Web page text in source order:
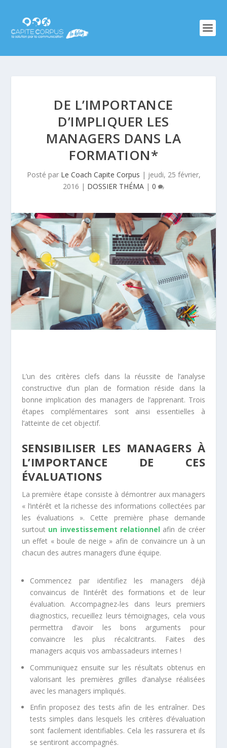
DE L’IMPORTANCE
D’IMPLIQUER LES
MANAGERS DANS LA
FORMATION*
Posté par Le Coach Capite Corpus | jeudi, 25 février,
2016 | DOSSIER THÉMA | 0
L’un des critères clefs dans la réussite de l’analyse
constructive d’un plan de formation réside dans la
bonne implication des managers de l’apprenant. Trois
étapes complémentaires sont ainsi essentielles à
l’atteinte de cet objectif.
SENSIBILISER LES MANAGERS À
L’IMPORTANCE DE CES
ÉVALUATIONS
La première étape consiste à démontrer aux managers
« l’intérêt et la richesse des informations collectées par
les évaluations ». Cette première phase demande
surtout un investissement relationnel afin de créer
un effet « boule de neige » afin de convaincre un à un
chacun des autres managers d’une équipe.
Commencez par identifiez les managers déjà
convaincus de l’intérêt des formations et de leur
évaluation. Accompagnez-les dans leurs premiers
diagnostics, recueillez leurs témoignages, cela vous
permettra d’avoir les bons arguments pour
convaincre les plus récalcitrants. Faites des
managers acquis vos ambassadeurs internes !
Communiquez ensuite sur les résultats obtenus en
valorisant les premières grilles d’analyse réalisées
avec les managers impliqués.
Enfin proposez des tests afin de les entraîner. Des
tests simples dans lesquels les critères d’évaluation
sont facilement identifiables. Cela les rassurera et ils
se sentiront accompagnés.